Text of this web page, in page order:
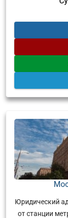
Юридический
от станции